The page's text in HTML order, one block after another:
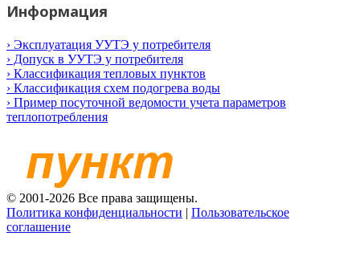
Информация
› Эксплуатация УУТЭ у потребителя
› Допуск в УУТЭ у потребителя
› Классификация тепловых пунктов
› Классификация схем подогрева воды
› Пример посуточной ведомости учета параметров
теплопотребления
© 2001-2026 Все права защищены.
Политика конфиденциальности | Пользовательское
соглашение